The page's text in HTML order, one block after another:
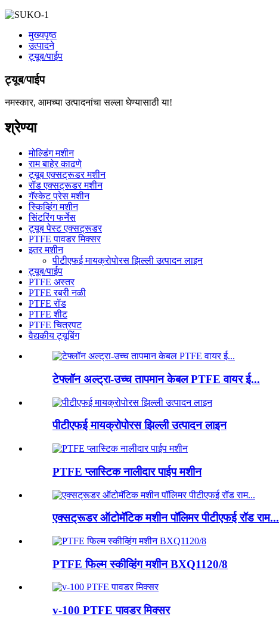
मुख्यपृष्ठ
उत्पादने
ट्यूब/पाईप
ट्यूब/पाईप
नमस्कार, आमच्या उत्पादनांचा सल्ला घेण्यासाठी या!
श्रेण्या
मोल्डिंग मशीन
राम बाहेर काढणे
ट्यूब एक्सट्रूडर मशीन
रॉड एक्सट्रूडर मशीन
गॅस्केट प्रेस मशीन
स्किव्हिंग मशीन
सिंटरिंग फर्नेस
ट्यूब पेस्ट एक्सट्रूडर
PTFE पावडर मिक्सर
इतर मशीन
पीटीएफई मायक्रोपोरस झिल्ली उत्पादन लाइन
ट्यूब/पाईप
PTFE अस्तर
PTFE रबरी नळी
PTFE रॉड
PTFE शीट
PTFE चित्रपट
वैद्यकीय ट्यूबिंग
टेफ्लॉन अल्ट्रा-उच्च तापमान केबल PTFE वायर ई...
पीटीएफई मायक्रोपोरस झिल्ली उत्पादन लाइन
PTFE प्लास्टिक नालीदार पाईप मशीन
एक्सट्रूडर ऑटोमॅटिक मशीन पॉलिमर पीटीएफई रॉड राम...
PTFE फिल्म स्कीव्हिंग मशीन BXQ1120/8
v-100 PTFE पावडर मिक्सर